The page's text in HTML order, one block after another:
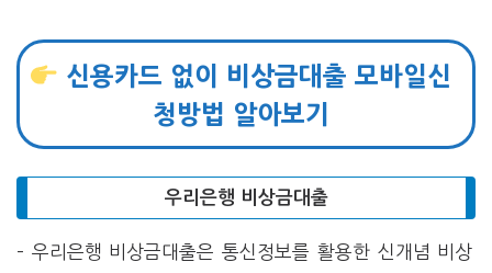
신용카드 없이 비상금대출 모바일신
청방법 알아보기
우리은행 비상금대출
– 우리은행 비상금대출은 통신정보를 활용한 신개념 비상